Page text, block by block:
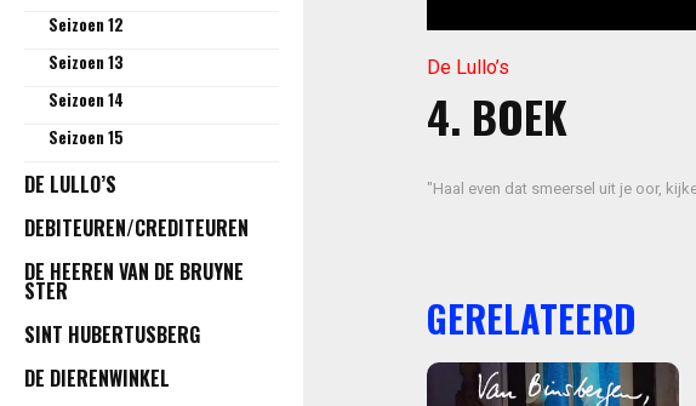
Seizoen 12
Seizoen 13
Seizoen 14
Seizoen 15
DE LULLO’S
DEBITEUREN/CREDITEUREN
DE HEEREN VAN DE BRUYNE
STER
SINT HUBERTUSBERG
DE DIERENWINKEL
De Lullo’s
4. BOEK
"Haal even dat smeersel uit je oor,
GERELATEERD